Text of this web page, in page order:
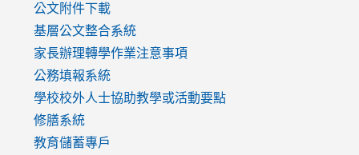
公文附件下載
基層公文整合系統
家長辦理轉學作業注意事項
公務填報系統
學校校外人士協助教學或活動要點
修膳系統
教育儲蓄專戶